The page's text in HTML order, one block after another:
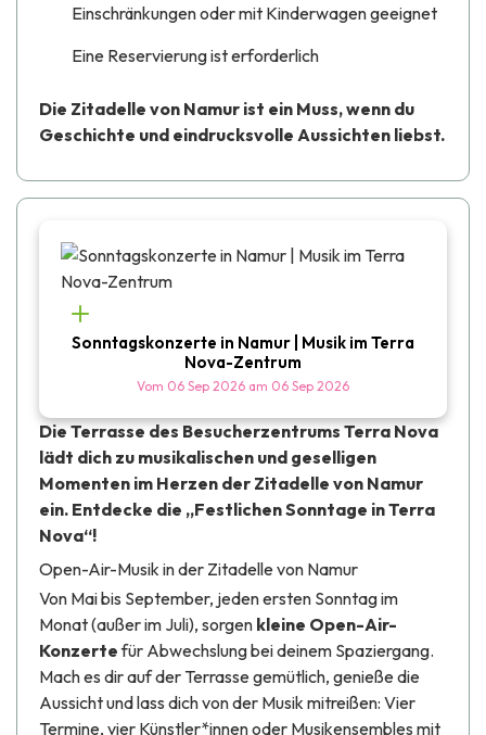
Einschränkungen oder mit Kinderwagen geeignet
Eine Reservierung ist erforderlich
Die Zitadelle von Namur ist ein Muss, wenn du
Geschichte und eindrucksvolle Aussichten liebst.
Sonntagskonzerte in Namur | Musik im Terra
Nova-Zentrum
Vom 06 Sep 2026 am 06 Sep 2026
Die Terrasse desBesucherzentrums Terra Nova
lädt dich zu musikalischen und geselligen
Momenten im Herzen der Zitadelle von Namur
ein. Entdecke die „Festlichen Sonntage in Terra
Nova“!
Open-Air-Musik in der Zitadelle von Namur
Von Mai bis September, jeden ersten Sonntag im
Monat (außer im Juli), sorgen kleine Open-Air-
Konzertefür Abwechslung bei deinem Spaziergang.
Mach es dir auf der Terrasse gemütlich, genieße die
Aussicht und lass dich von der Musik mitreißen: Vier
Termine, vier Künstler*innen oder Musikensembles mit